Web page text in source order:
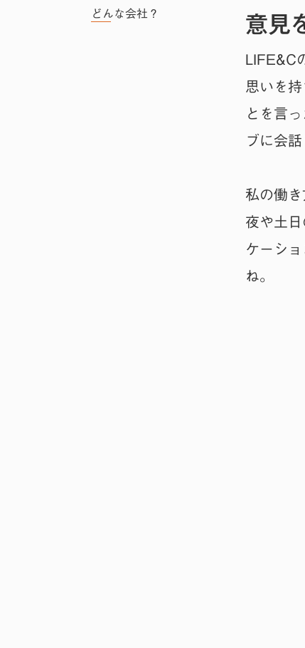
どんな会社？ 意見
LIFE&C
思いを
とを言
ブに会
私の働
夜や土
ケーシ
ね。